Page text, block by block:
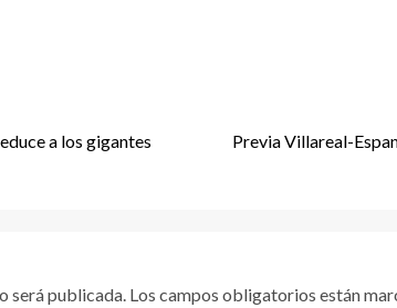
a los gigantes
Previa Villareal-
será publicada. Los campos obligatorios están